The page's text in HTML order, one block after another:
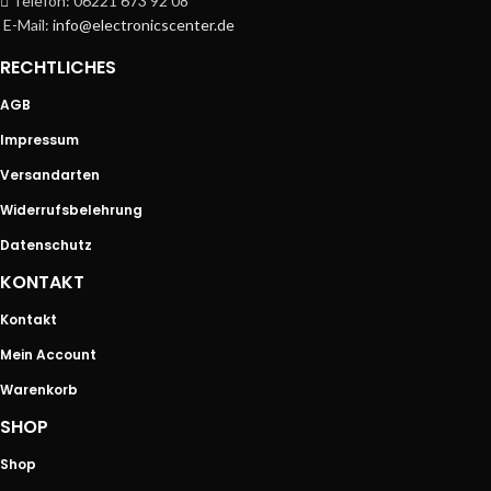
E-Mail:info@electronicscenter.de
RECHTLICHES
AGB
Impressum
Versandarten
Widerrufsbelehrung
Datenschutz
KONTAKT
Kontakt
Mein Account
Warenkorb
SHOP
Shop